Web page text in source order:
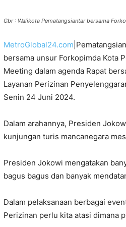
Gbr : Walikota Pematangsiantar bersama
MetroGlobal24.com
bersama unsur Forkopimda Kota
Meeting dalam agenda Rapat
Layanan Perizinan
Senin 24 Juni 2024.
Dalam arahannya, Presiden
kunjungan turis mancanegara
Presiden Jokowi mengatakan
bagus bagus dan banyak
Dalam pelaksanaan berbagai
Perizinan perlu kita atasi dimana